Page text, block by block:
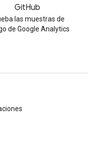
GitHub
las muestras de
de Google Analytics